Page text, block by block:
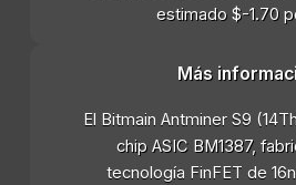
estimado $-1.70
Más
El Bitmain Antminer S9
chip ASIC BM1387,
tecnología FinFET de